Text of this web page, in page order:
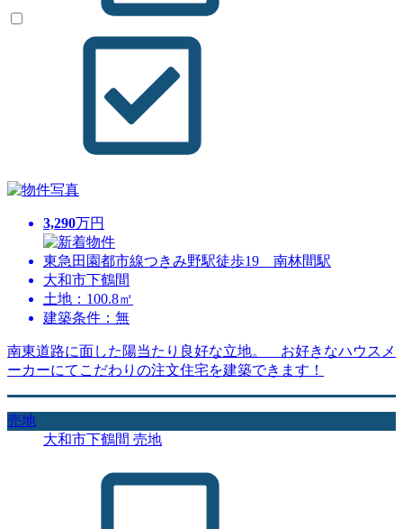
3,290万円
東急田園都市線つきみ野駅徒歩19 南林間駅
大和市下鶴間
土地：100.8㎡
建築条件：無
南東道路に面した陽当たり良好な立地。 お好きなハウスメ
ーカーにてこだわりの注文住宅を建築できます！
売地
大和市下鶴間 売地